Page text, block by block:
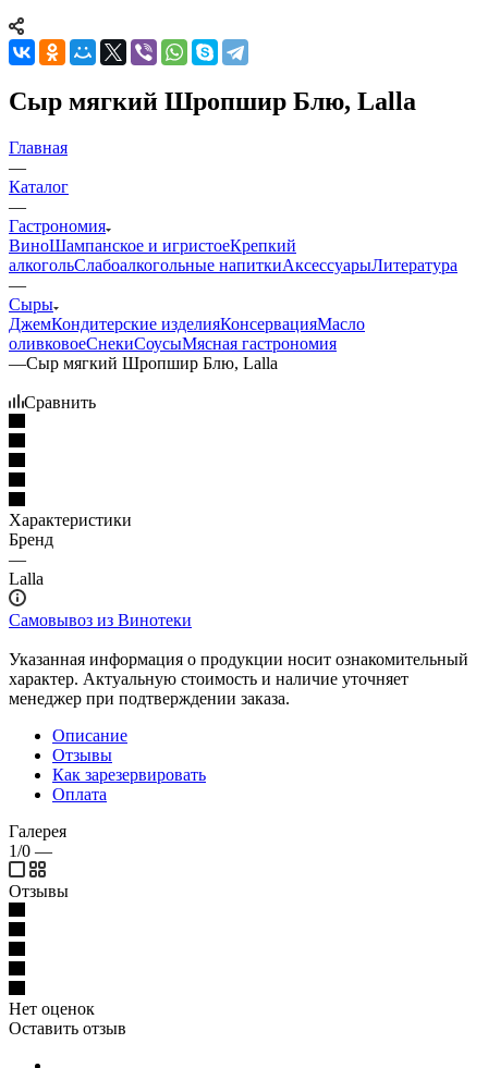
Сыр мягкий Шропшир Блю, Lalla
Главная
—
Каталог
—
Гастрономия
ВиноШампанское и игристоеКрепкий
алкогольСлабоалкогольные напиткиАксессуарыЛитература
—
Сыры
ДжемКондитерские изделияКонсервацияМасло
оливковоеСнекиСоусыМясная гастрономия
—Сыр мягкий Шропшир Блю, Lalla
Сравнить
Характеристики
Бренд
—
Lalla
Самовывоз из Винотеки
Указанная информация о продукции носит ознакомительный
характер. Актуальную стоимость и наличие уточняет
менеджер при подтверждении заказа.
Описание
Отзывы
Как зарезервировать
Оплата
Галерея
1/0 —
Отзывы
Нет оценок
Оставить отзыв